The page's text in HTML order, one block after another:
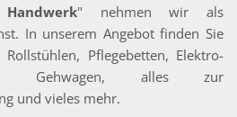
" nehmen wir als
In unserem Angebot finden Sie
Pflegebetten, Elektro-
Gehwagen, alles zur
und vieles mehr.